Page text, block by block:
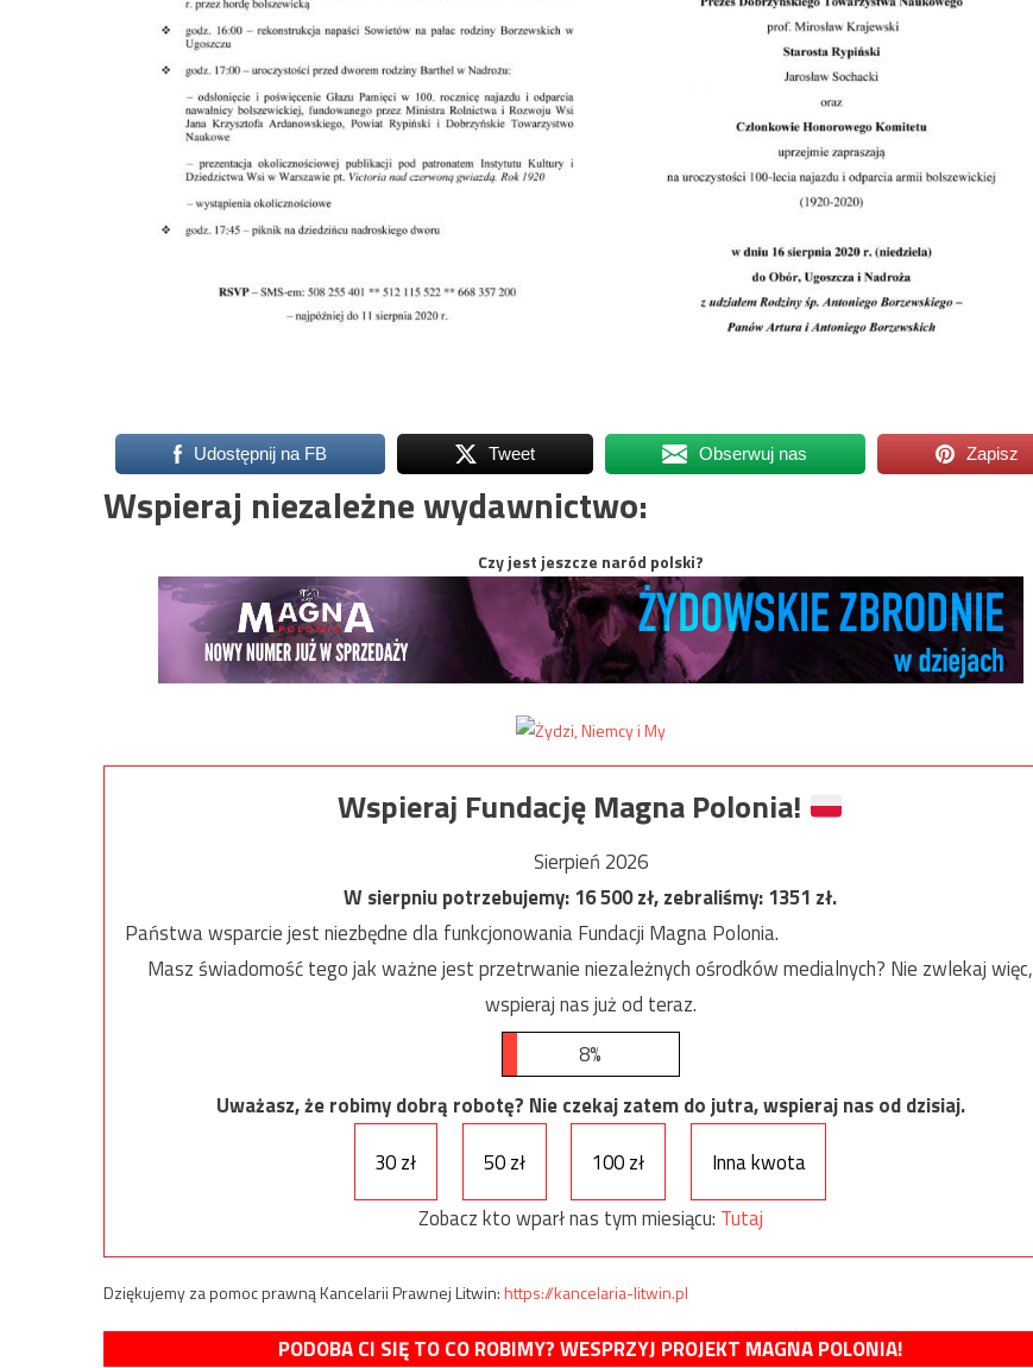
Udostępnij na FB Tweet Obserwuj nas Zapisz
Wspieraj niezależne wydawnictwo:
Czy jest jeszcze naród polski?
Wspieraj Fundację Magna Polonia!
Sierpień 2026
W sierpniu potrzebujemy:16 500zł, zebraliśmy:1351 zł.
Państwa wsparcie jest niezbędne dla funkcjonowania Fundacji Magna Polonia.
Masz świadomość tego jak ważne jest przetrwanie niezależnych ośrodków medialnych? Nie zwlekaj więc,
wspieraj nas już od teraz.
8%
Uważasz, że robimy dobrą robotę? Nie czekaj zatem do jutra, wspieraj nas od dzisiaj.
30 zł
50 zł 100 zł
Inna kwota
Zobacz kto wparł nas tym miesiącu: Tutaj
Dziękujemy za pomoc prawną Kancelarii Prawnej Litwin:https://kancelaria-litwin.pl
PODOBA CI SIĘ TO CO ROBIMY? WESPRZYJ PROJEKT MAGNA POLONIA!